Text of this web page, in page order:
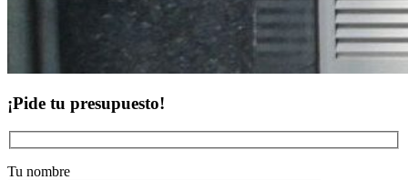
¡Pide tu presupuesto!
Tu nombre